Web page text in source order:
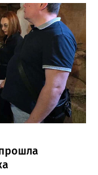
сформировался
общими
многих Галина
с большой буквы», -
Свои
глава
в
- он остался в
в тех
учитель РФ,
медали «За
не только
механизм
- говорится